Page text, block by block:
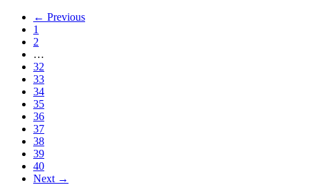
← Previous
1
2
…
32
33
34
35
36
37
38
39
40
Next →